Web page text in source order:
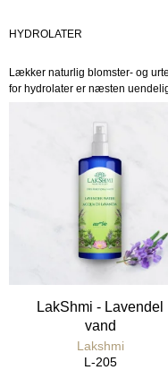
HYDROLATER
Lækker naturlig blomster- og
for hydrolater er næsten
LakShmi - Lavendel
vand
Lakshmi
L-205